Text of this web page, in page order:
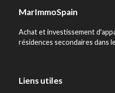
MarImmoSpain
Achat et investissement
résidences secondaires dans
Liens utiles